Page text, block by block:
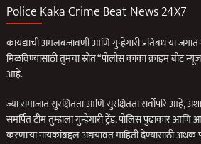
Police Kaka Crime Beat News 24X7
कायद्याची अंमलबजावणी आणि गुन्हेगारी प्रतिबंध या
मिळविण्यासाठी तुमचा स्रोत “पोलीस काका क्राइम बीट
आहे.
ज्या समाजात सुरक्षितता आणि सुरक्षितता सर्वोपरि आहे,
समर्पित टीम तुम्हाला गुन्हेगारी ट्रेंड, पोलिस पुढाकार
करणार्‍या नायकांबद्दल अद्ययावत माहिती देण्यासाठी